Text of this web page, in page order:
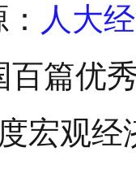
人大
百篇优
观经